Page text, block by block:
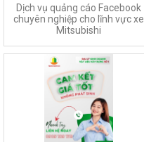
Dịch vụ quảng cáo Facebook
chuyên nghiệp cho lĩnh vực xe
Mitsubishi